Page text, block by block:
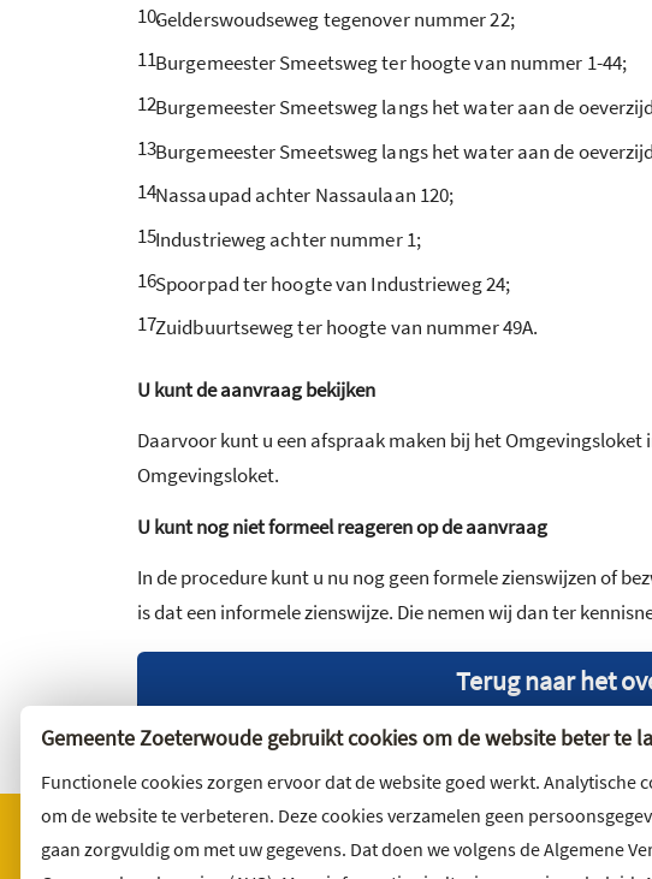
Gemeente Zoeterwoude gebruikt cookies om de website beter te
Functionele cookies zorgen ervoor dat de website goed werkt. Analytische
om de website te verbeteren. Deze cookies verzamelen geen
gaan zorgvuldig om met uw gegevens. Dat doen we volgens de Algemene
10.Gelderswoudseweg tegenover nummer 22;
11Burgemeester Smeetsweg ter hoogte van nummer 1-44;
12Burgemeester Smeetsweg langs het water aan de
13Burgemeester Smeetsweg langs het water aan de
14Nassaupad achter Nassaulaan 120;
15Industrieweg achter nummer 1;
16Spoorpad ter hoogte van Industrieweg 24;
17Zuidbuurtseweg ter hoogte van nummer 49A.
U kunt de aanvraag bekijken
Daarvoor kunt u een afspraak maken bij het Omgevingsloket
Omgevingsloket.
U kunt nog niet formeel reageren op de aanvraag
In de procedure kunt u nu nog geen formele zienswijzen of
is dat een informele zienswijze. Die nemen wij dan ter
Terug naar het